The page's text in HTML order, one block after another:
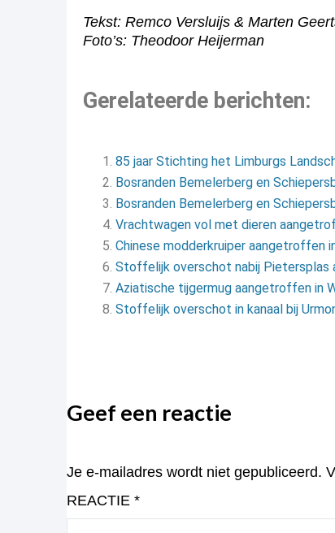
Tekst: Remco Versluijs & Marten
Foto’s: Theodoor Heijerman
Gerelateerde berichten:
85 jaar Stichting het Limburgs
Bosranden Bemelerberg en
Bosranden Bemelerberg en
Vrachtwagen vol met dieren
Chinese modderkruiper aangetroffen
Stoffelijk overschot nabij Pietersplas
Aziatische tijgermug aangetroffen in
Stoffelijk overschot in kanaal bij
Geef een reactie
Je e-mailadres wordt niet gepubliceerd.
REACTIE *